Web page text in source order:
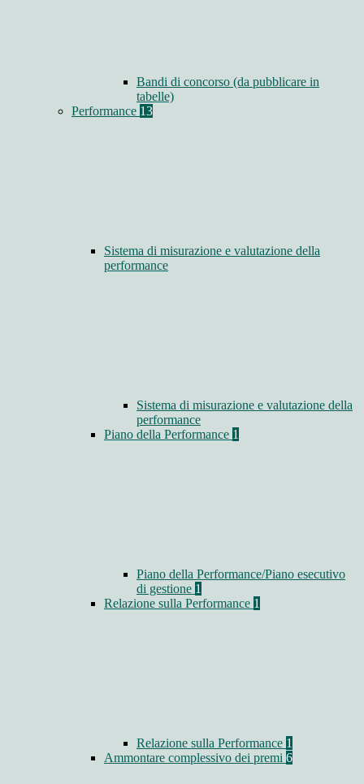
Bandi di concorso (da pubblicare in
tabelle)
Performance 13
Sistema di misurazione e valutazione della
performance
Sistema di misurazione e valutazione della
performance
Piano della Performance 1
Piano della Performance/Piano esecutivo
di gestione 1
Relazione sulla Performance 1
Relazione sulla Performance 1
Ammontare complessivo dei premi 6